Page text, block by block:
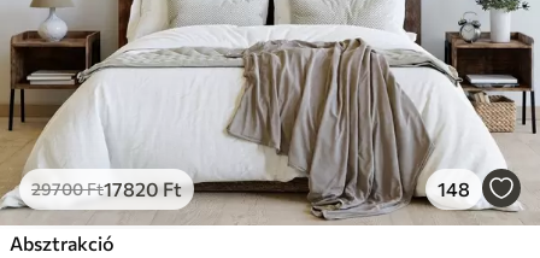
29700Ft17820Ft 148
Absztrakció